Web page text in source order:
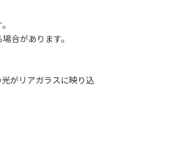
合があります。
がリアガラスに映り込